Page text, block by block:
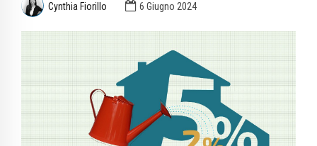
Cynthia Fiorillo 6 Giugno 2024